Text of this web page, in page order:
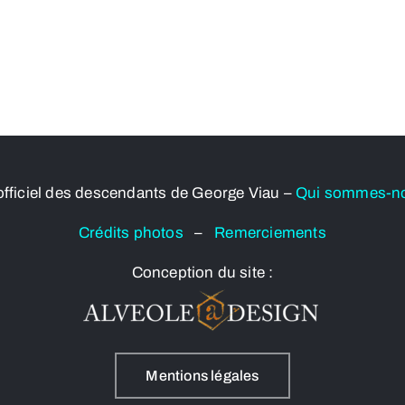
des descendants de George Viau – Qui sommes-
Crédits photos– Remerciements
Conception du site :
Mentions légales